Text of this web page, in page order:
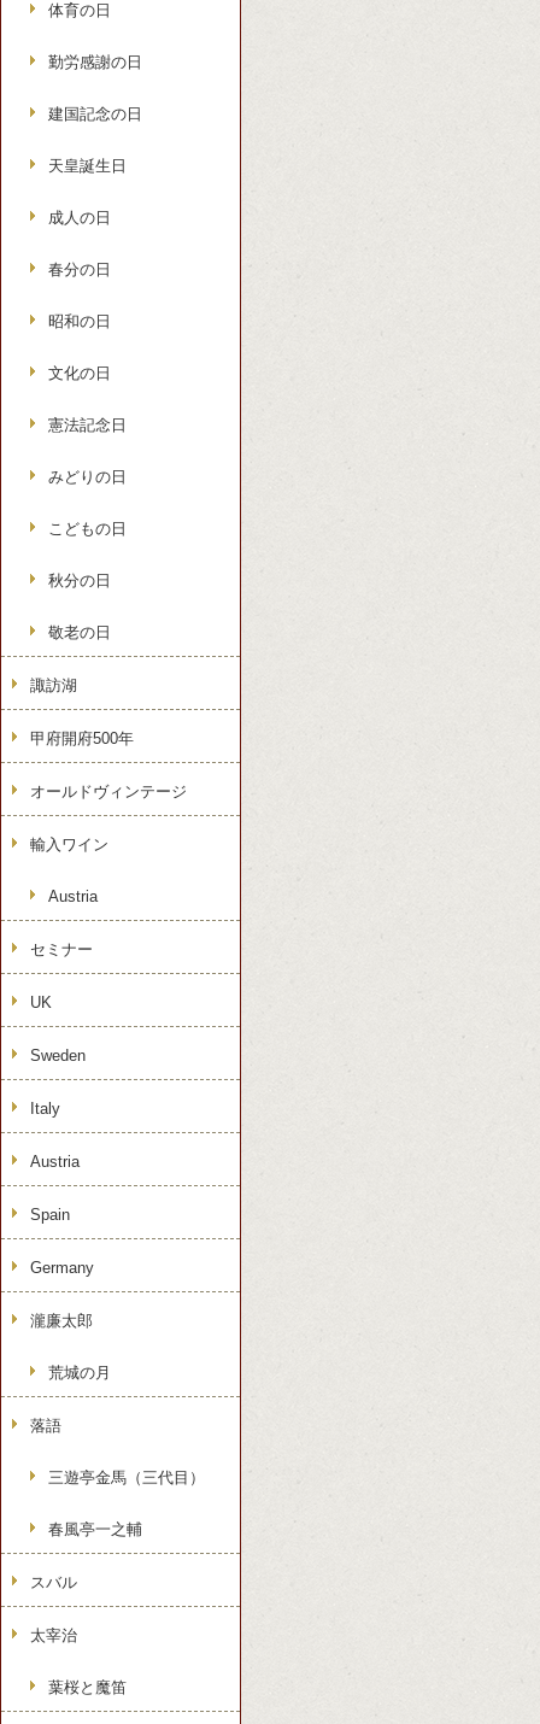
体育の日
勤労感謝の日
建国記念の日
天皇誕生日
成人の日
春分の日
昭和の日
文化の日
憲法記念日
みどりの日
こどもの日
秋分の日
敬老の日
諏訪湖
甲府開府500年
オールドヴィンテージ
輸入ワイン
Austria
セミナー
UK
Sweden
Italy
Austria
Spain
Germany
瀧廉太郎
荒城の月
落語
三遊亭金馬（三代目）
春風亭一之輔
スバル
太宰治
葉桜と魔笛